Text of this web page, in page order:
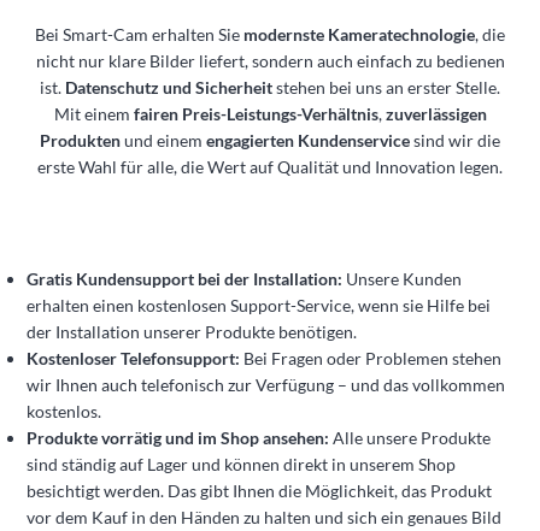
Bei Smart-Cam erhalten Sie modernste Kameratechnologie, die
nicht nur klare Bilder liefert, sondern auch einfach zu bedienen
ist. Datenschutz und Sicherheitstehen bei uns an erster Stelle.
Mit einem fairen Preis-Leistungs-Verhältnis,zuverlässigen
Produktenund einem engagierten Kundenservicesind wir die
erste Wahl für alle, die Wert auf Qualität und Innovation legen.
Gratis Kundensupport bei der Installation: Unsere Kunden
erhalten einen kostenlosen Support-Service, wenn sie Hilfe bei
der Installation unserer Produkte benötigen.
Kostenloser Telefonsupport: Bei Fragen oder Problemen stehen
wir Ihnen auch telefonisch zur Verfügung – und das vollkommen
kostenlos.
Produkte vorrätig und im Shop ansehen: Alle unsere Produkte
sind ständig auf Lager und können direkt in unserem Shop
besichtigt werden. Das gibt Ihnen die Möglichkeit, das Produkt
vor dem Kauf in den Händen zu halten und sich ein genaues Bild